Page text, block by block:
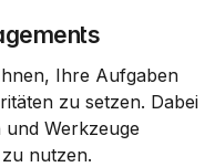
Ihre Aufgaben
zu setzen. Dabei
Werkzeuge
nutzen.